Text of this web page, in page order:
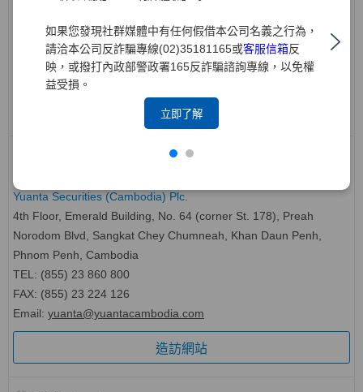
如果您發現社群媒體中有任何假借本公司名義之行為，
請洽本公司反詐騙專線(02)35181165或客服信箱反
映，或撥打內政部警政署165反詐騙諮詢專線，以免權
益受損。
立即了解
造訪網站
Seoul, Korea
TEL: (82-2) 561 0056
FAX: (82-2) 561 9191
造訪網站
Yuanta Securities (Cambodia) Plc.
4th Floor, Emerald Building, No. 64 (corner St. 178), Preah
Norodom Blvd, Sangkat Chey Chumneah, Khan Daun Penh,
Phnom Penh, Cambodia
TEL: (855) 23 860 800
FAX: (855) 23 224 126
Email: yuanta@yuantacambodia.com